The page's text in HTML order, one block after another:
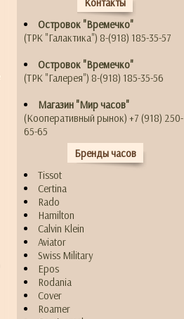
Островок "Времечко"
(ТРК "Галактика") 8-(918) 185-35-57
Островок "Времечко"
(ТРК "Галерея") 8-(918) 185-35-56
Магазин "Мир часов"
(Кооперативный рынок) +7 (918) 250-
65-65
Бренды часов
Tissot
Certina
Rado
Hamilton
Calvin Klein
Aviator
Swiss Military
Epos
Rodania
Cover
Roamer